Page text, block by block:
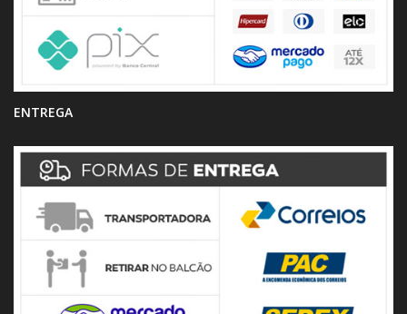
ENTREGA